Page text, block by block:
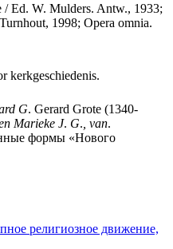
/ Ed. W. Mulders. Antw., 1933;
1998; Opera omnia.
kerkgeschiedenis.
G. Gerard Grote (1340-
Marieke J. G. van.
формы «Нового
религиозное движение,